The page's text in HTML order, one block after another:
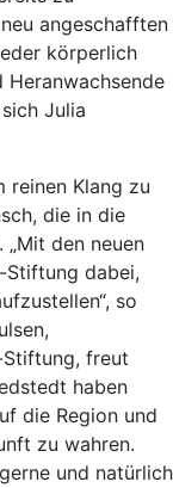
angeschafften
körperlich
Julia
reinen Klang zu
die in die
den neuen
Stiftung dabei,
so
freut
haben
die Region und
zu wahren.
und natürlich